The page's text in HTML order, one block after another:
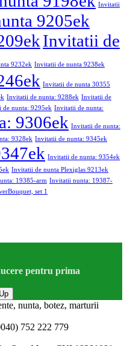
Invitatii
9205ek
Invitatii de
9232ek Invitatii de nunta 9238ek
Invitatii de nunta 30355
Invitatii de nunta: 9288ek Invitatii de
de nunta: 9295ek Invitatii de nunta:
9306ek Invitatii de nunta:
9328ek Invitatii de nunta: 9345ek
Invitatii de nunta: 9354ek
Invitatii de nunta Plexiglas 9213ek
19385-arm Invitatii nunta: 19387-
set 1
pentru prima
752 222 779